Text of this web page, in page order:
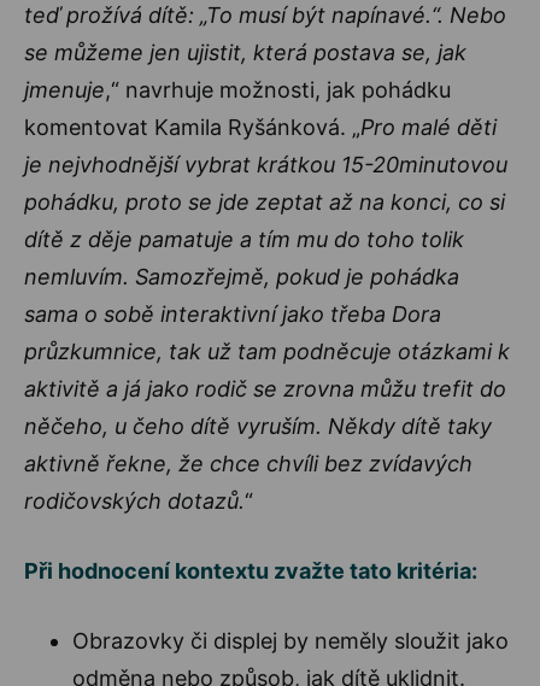
teď prožívá dítě: „To musí být napínavé.“. Nebo
se můžeme jen ujistit, která postava se, jak
jmenuje,“ navrhuje možnosti, jak pohádku
komentovat Kamila Ryšánková. „Pro malé děti
je nejvhodnější vybrat krátkou 15-20minutovou
pohádku, proto se jde zeptat až na konci, co si
dítě z děje pamatuje a tím mu do toho tolik
nemluvím. Samozřejmě, pokud je pohádka
sama o sobě interaktivní jako třeba Dora
průzkumnice, tak už tam podněcuje otázkami k
aktivitě a já jako rodič se zrovna můžu trefit do
něčeho, u čeho dítě vyruším. Někdy dítě taky
aktivně řekne, že chce chvíli bez zvídavých
rodičovských dotazů.“
Při hodnocení kontextu zvažte tato kritéria:
Obrazovky či displej by neměly sloužit jako
odměna nebo způsob, jak dítě uklidnit.